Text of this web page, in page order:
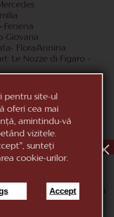
pentru site-ul
oferi cea mai
amintindu-vă
vizitele.
sunteți
cookie-urilor.
Accept
Annina
Le Nozze di Figaro -
Rusticana- Santuzza/
Larina
lui Hoffmann-
Dochia
“TeleRadio-
“Salon muzical”; Sala
Sulac”.